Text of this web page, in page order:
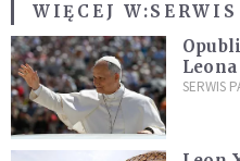
WIĘCEJ W:
SERWIS